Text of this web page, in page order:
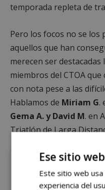
temporada repleta de
Pero los focos no se los
aquellos que han
merecen ser
miembros del CTOA
con nota pese a las
Hablamos de Miriam G.
Gema A. y David M. en
Triatlón de Larga
Ese sitio
Este sitio web
experiencia del